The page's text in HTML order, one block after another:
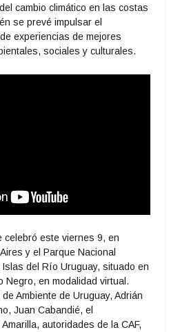
cambio climático en las costas
se prevé impulsar el
experiencias de mejores
sociales y culturales.
celebró este viernes 9, en
y el Parque Nacional
del Río Uruguay, situado en
Negro, en modalidad virtual.
Ambiente de Uruguay, Adrián
Juan Cabandié, el
autoridades de la CAF,